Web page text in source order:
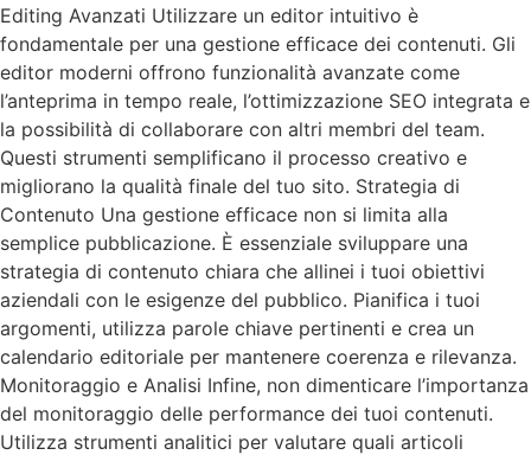
Editing Avanzati Utilizzare un editor intuitivo è
fondamentale per una gestione efficace dei contenuti. Gli
editor moderni offrono funzionalità avanzate come
l’anteprima in tempo reale, l’ottimizzazione SEO integrata e
la possibilità di collaborare con altri membri del team.
Questi strumenti semplificano il processo creativo e
migliorano la qualità finale del tuo sito. Strategia di
Contenuto Una gestione efficace non si limita alla
semplice pubblicazione. È essenziale sviluppare una
strategia di contenuto chiara che allinei i tuoi obiettivi
aziendali con le esigenze del pubblico. Pianifica i tuoi
argomenti, utilizza parole chiave pertinenti e crea un
calendario editoriale per mantenere coerenza e rilevanza.
Monitoraggio e Analisi Infine, non dimenticare l’importanza
del monitoraggio delle performance dei tuoi contenuti.
Utilizza strumenti analitici per valutare quali articoli